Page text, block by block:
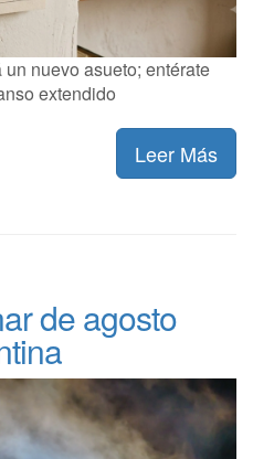
nuevo asueto; entérate
extendido
Leer Más
de agosto